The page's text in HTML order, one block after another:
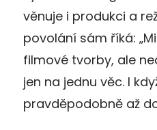
věnuje i produkci a
povolání sám říká:
filmové tvorby, ale
jen na jednu věc. I
pravděpodobně až